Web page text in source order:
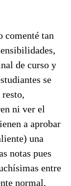
comenté tan
de curso y
se
ni ver el
a aprobar
una
notas pues
entre
normal,